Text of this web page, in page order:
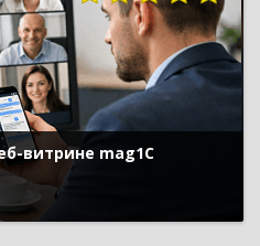
витрине mag1C